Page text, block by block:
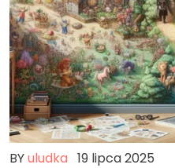
BYuludka 19 lipca 2025